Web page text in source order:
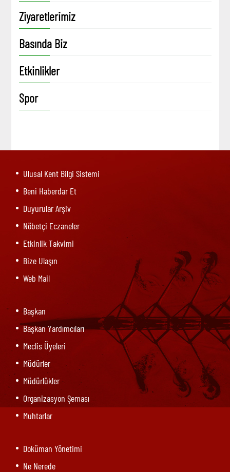
Ziyaretlerimiz
Basında Biz
Etkinlikler
Spor
Ulusal Kent Bilgi Sistemi
Beni Haberdar Et
Duyurular Arşiv
Nöbetçi Eczaneler
Etkinlik Takvimi
Bize Ulaşın
Web Mail
Başkan
Başkan Yardımcıları
Meclis Üyeleri
Müdürler
Müdürlükler
Organizasyon Şeması
Muhtarlar
Doküman Yönetimi
Ne Nerede